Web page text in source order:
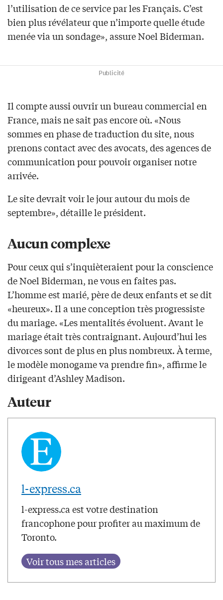
l’utilisation de ce service par les Français. C’est
bien plus révélateur que n’importe quelle étude
menée via un sondage», assure Noel Biderman.
Publicité
Il compte aussi ouvrir un bureau commercial en
France, mais ne sait pas encore où. «Nous
sommes en phase de traduction du site, nous
prenons contact avec des avocats, des agences de
communication pour pouvoir organiser notre
arrivée.
Le site devrait voir le jour autour du mois de
septembre», détaille le président.
Aucun complexe
Pour ceux qui s’inquièteraient pour la conscience
de Noel Biderman, ne vous en faites pas.
L’homme est marié, père de deux enfants et se dit
«heureux». Il a une conception très progressiste
du mariage. «Les mentalités évoluent. Avant le
mariage était très contraignant. Aujourd’hui les
divorces sont de plus en plus nombreux. À terme,
le modèle monogame va prendre fin», affirme le
dirigeant d’Ashley Madison.
Auteur
l-express.ca
l-express.ca est votre destination
francophone pour profiter au maximum de
Toronto.